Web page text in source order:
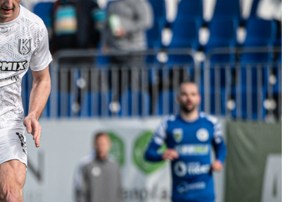
Kolorcity KBSC
HR-Rent Kozármisleny
Kazincbarcika, Kolorcity Aréna
augusztus 15. (szombat) 17:30
0:0
(0:0)
BVSC-Zugló
Kolorcity KBSC
Budapest, BVSC Stadion